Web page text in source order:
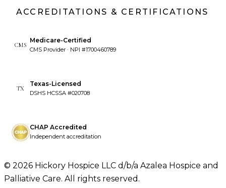
ACCREDITATIONS & CERTIFICATIONS
CMS
Medicare-Certified
CMS Provider · NPI #1700460789
TX
Texas-Licensed
DSHS HCSSA #020708
CHAP Accredited
Independent accreditation
© 2026 Hickory Hospice LLC d/b/a Azalea Hospice and
Palliative Care. All rights reserved.